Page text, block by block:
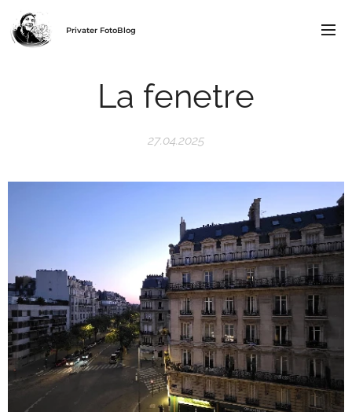
Privater FotoBlog
La fenetre
27.04.2025